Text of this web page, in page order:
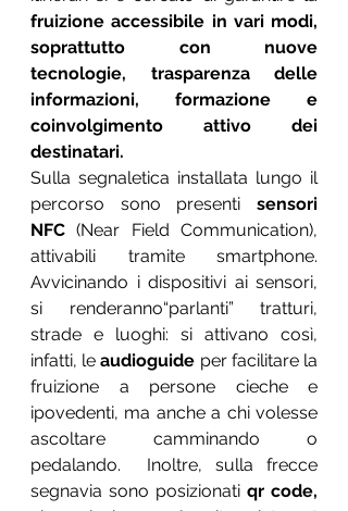
fruizione accessibile in vari modi,
soprattutto con nuove
tecnologie, trasparenza delle
informazioni, formazione e
coinvolgimento attivo dei
destinatari.
Sulla segnaletica installata lungo il
percorso sono presenti sensori
NFC (Near Field Communication),
attivabili tramite smartphone.
Avvicinando i dispositivi ai sensori,
si renderanno“parlanti” tratturi,
strade e luoghi: si attivano così,
infatti, le audioguide per facilitare la
fruizione a persone cieche e
ipovedenti, ma anche a chi volesse
ascoltare camminando o
pedalando.  Inoltre, sulla frecce
segnavia sono posizionati